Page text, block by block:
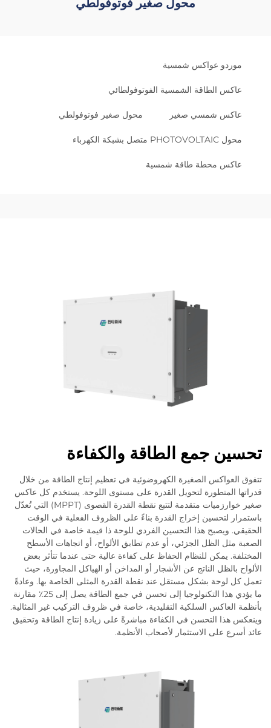
موردو عواكس شمسية
عاكس الطاقة الشمسية الفوتوفولطائي
عاكس شمسي صغير محول صغير فوتوفولطي
محول PHOTOVOLTAIC متصل بشبكة الكهرباء
عاكس محطة طاقة شمسية
تحسين جمع الطاقة والكفاءة
تتفوق العواكس الصغيرة الكهروضوئية في تعظيم إنتاج الطاقة من خلال
قدراتها المتطورة لتحويل القدرة على مستوى اللوحة. يستخدم كل عاكس
صغير خوارزميات متقدمة لتتبع نقطة القدرة القصوى (MPPT) التي تُعدّل
باستمرار لتحسين إخراج القدرة بناءً على الظروف الفعلية في الوقت
الحقيقي. ويصبح هذا التحسين الفردي للوحة ذا قيمة خاصة في الحالات
الصعبة مثل الظل الجزئي، أو عدم تطابق الألواح، أو اتجاهات الأسطح
المختلفة. يمكن للنظام الحفاظ على كفاءة عالية حتى عندما تتأثر بعض
الألواح بالظل الناتج عن الأشجار أو المداخن أو الهياكل المجاورة، حيث
تعمل كل لوحة بشكل مستقل عند نقطة القدرة المثلى الخاصة بها. وعادةً
ما يؤدي هذا التكنولوجيا إلى تحسن في جمع الطاقة يصل إلى 25٪ مقارنة
بأنظمة العاكس السلكية التقليدية، خاصة في ظروف التركيب غير المثالية.
وينعكس هذا التحسن في الكفاءة مباشرةً على زيادة إنتاج الطاقة وتحقيق
عائد أسرع على الاستثمار لأصحاب الأنظمة.